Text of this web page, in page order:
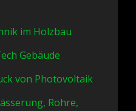
im Holzbau
Gebäude
von Photovoltaik
Rohre,